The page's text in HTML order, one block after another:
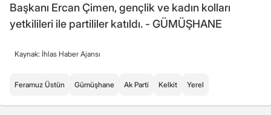
Başkanı Ercan Çimen, gençlik ve kadın kolları
yetkilileri ile partililer katıldı. - GÜMÜŞHANE
Kaynak: İhlas Haber Ajansı
Feramuz Üstün Gümüşhane Ak Parti Kelkit Yerel